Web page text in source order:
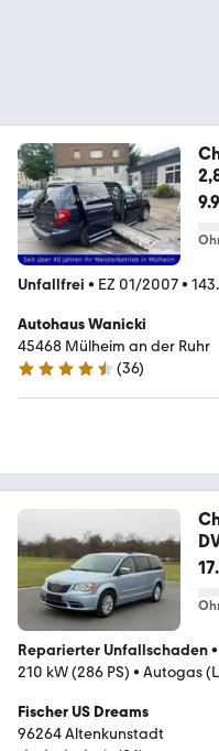
Unfallfrei • EZ 01/2007•
Autohaus Wanicki
45468 Mülheim an der Ruhr
4.7 Sterne
(36)
Reparierter Unfallschaden•
210 kW (286 PS) • Autogas
Fischer US Dreams
96264 Altenkunstadt